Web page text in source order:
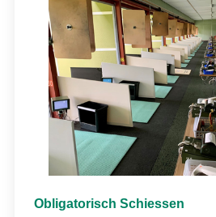
Obligatorisch Schiessen